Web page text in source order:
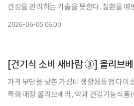
건강을 관리하는 기술을 뜻한다. 질환을
2026-06-05 06:00
[건기식 소비 새바람 ③] 올리브베
가격 부담을 낮춘 가성비 생활용품점 다
특화 매장 올리브베러, 약과 건강기능식